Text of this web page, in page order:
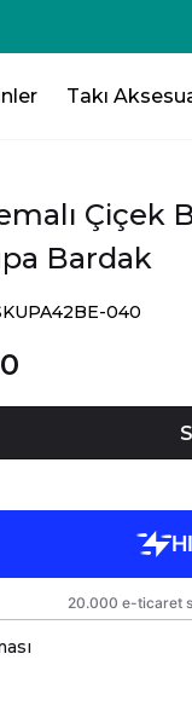
💸 Sepetinden
Takı
Çiçek
Bardak
040